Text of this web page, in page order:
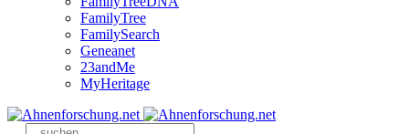
FamilyTree
FamilySearch
Geneanet
23andMe
MyHeritage